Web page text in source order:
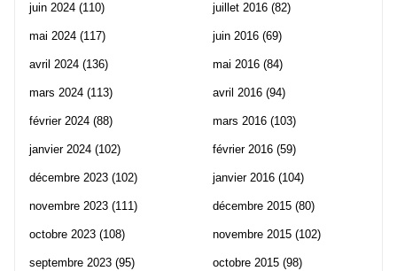
juin 2024 (110)
mai 2024 (117)
avril 2024 (136)
mars 2024 (113)
février 2024 (88)
janvier 2024 (102)
décembre 2023 (102)
novembre 2023 (111)
octobre 2023 (108)
septembre 2023 (95)
juillet 2016 (82)
juin 2016 (69)
mai 2016 (84)
avril 2016 (94)
mars 2016 (103)
février 2016 (59)
janvier 2016 (104)
décembre 2015 (80)
novembre 2015 (102)
octobre 2015 (98)